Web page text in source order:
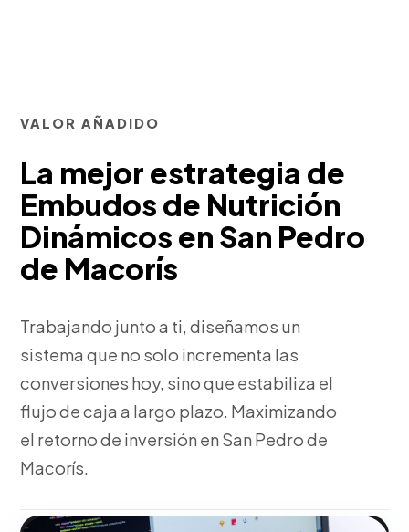
VALOR AÑADIDO
La mejor estrategia de
Embudos de Nutrición
Dinámicos en San Pedro
de Macorís
Trabajando junto a ti, diseñamos un
sistema que no solo incrementa las
conversiones hoy, sino que estabiliza el
flujo de caja a largo plazo. Maximizando
el retorno de inversión en San Pedro de
Macorís.